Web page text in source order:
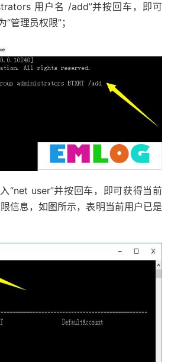
用户名 /add”并按回车，即可
管理员权限”；
user”并按回车，即可获得当前
信息，如图所示，表明当前用户已是